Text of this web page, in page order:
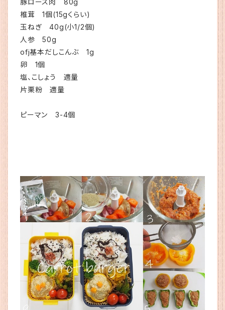
豚ロース肉 80g
椎茸 1個(15gくらい)
玉ねぎ 40g(小1/2個)
人参 50g
ofj基本だしこんぶ 1g
卵 1個
塩、こしょう 適量
片栗粉 適量
ピーマン 3-4個